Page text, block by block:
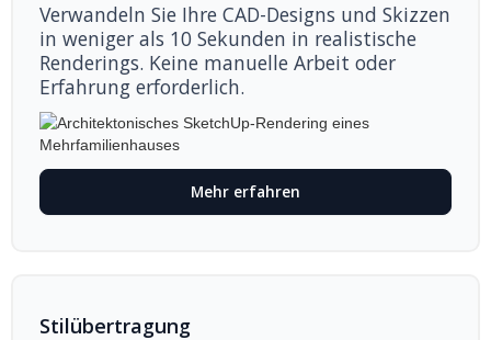
Verwandeln Sie Ihre CAD-Designs und Skizzen
in weniger als 10 Sekunden in realistische
Renderings. Keine manuelle Arbeit oder
Erfahrung erforderlich.
Mehr erfahren
Stilübertragung